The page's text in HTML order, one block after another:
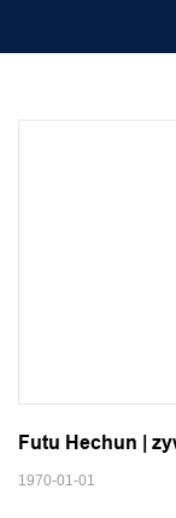
Futu Hechun |
1970-01-01